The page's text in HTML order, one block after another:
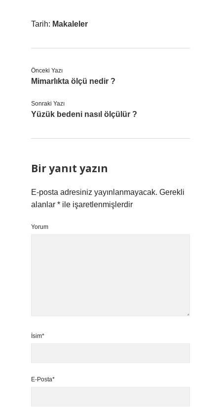
Tarih: Makaleler
Önceki Yazı
Mimarlıkta ölçü nedir ?
Sonraki Yazı
Yüzük bedeni nasıl ölçülür ?
Bir yanıt yazın
E-posta adresiniz yayınlanmayacak. Gerekli
alanlar * ile işaretlenmişlerdir
Yorum
İsim*
E-Posta*